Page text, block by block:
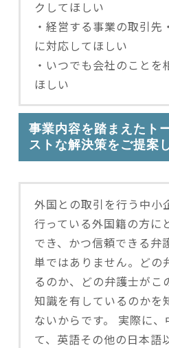
クしてほしい
・経営する事業の取引
に対応してほしい
・いつでも会社のこと
ほしい
事業内容を踏まえたト
ストな解決策をご提案
外国との取引を行う中小
行っている外国籍の方に
でき、かつ信頼できる弁
単ではありません。どの
るのか、どの弁護士がこ
知識を有しているのかを
ないからです。 実際に、
て、英語その他の日本語